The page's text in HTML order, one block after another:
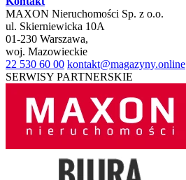
MAXON Nieruchomości Sp. z o.o.
ul. Skierniewicka 10A
01-230 Warszawa,
woj. Mazowieckie
22 530 60 00 kontakt@magazyny.online
SERWISY PARTNERSKIE